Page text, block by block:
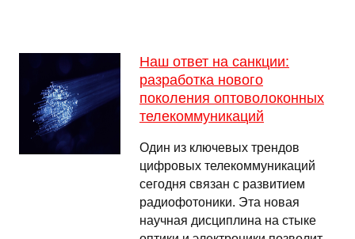
Наш ответ на санкции:
разработка нового
поколения оптоволоконных
телекоммуникаций
Один из ключевых трендов
цифровых телекоммуникаций
сегодня связан с развитием
радиофотоники. Эта новая
научная дисциплина на стыке